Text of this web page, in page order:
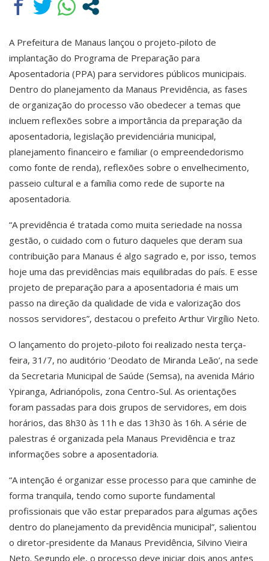
A Prefeitura de Manaus lançou o projeto-piloto de
implantação do Programa de Preparação para
Aposentadoria (PPA) para servidores públicos municipais.
Dentro do planejamento da Manaus Previdência, as fases
de organização do processo vão obedecer a temas que
incluem reflexões sobre a importância da preparação da
aposentadoria, legislação previdenciária municipal,
planejamento financeiro e familiar (o empreendedorismo
como fonte de renda), reflexões sobre o envelhecimento,
passeio cultural e a família como rede de suporte na
aposentadoria.
“A previdência é tratada como muita seriedade na nossa
gestão, o cuidado com o futuro daqueles que deram sua
contribuição para Manaus é algo sagrado e, por isso, temos
hoje uma das previdências mais equilibradas do país. E esse
projeto de preparação para a aposentadoria é mais um
passo na direção da qualidade de vida e valorização dos
nossos servidores”, destacou o prefeito Arthur Virgílio Neto.
O lançamento do projeto-piloto foi realizado nesta terça-
feira, 31/7, no auditório ‘Deodato de Miranda Leão’, na sede
da Secretaria Municipal de Saúde (Semsa), na avenida Mário
Ypiranga, Adrianópolis, zona Centro-Sul. As orientações
foram passadas para dois grupos de servidores, em dois
horários, das 8h30 às 11h e das 13h30 às 16h. A série de
palestras é organizada pela Manaus Previdência e traz
informações sobre a aposentadoria.
“A intenção é organizar esse processo para que caminhe de
forma tranquila, tendo como suporte fundamental
profissionais que vão estar preparados para algumas ações
dentro do planejamento da previdência municipal”, salientou
o diretor-presidente da Manaus Previdência, Silvino Vieira
Neto. Segundo ele, o processo deve iniciar dois anos antes